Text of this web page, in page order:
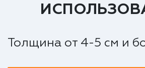
Толщина от 4-5 см и